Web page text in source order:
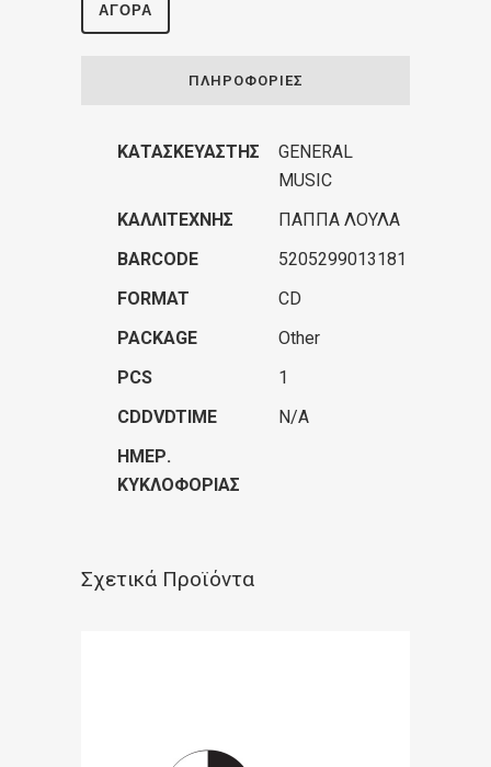
ΑΓΟΡΆ
ΠΛΗΡΟΦΟΡΊΕΣ
ΚΑΤΑΣΚΕΥΑΣΤΉΣ
GENERAL
MUSIC
ΚΑΛΛΙΤΈΧΝΗΣ
ΠΑΠΠΑ ΛΟΥΛΑ
BARCODE
5205299013181
FORMAT
CD
PACKAGE
Other
PCS
1
CDDVDTIME
N/A
ΗΜΕΡ.
ΚΥΚΛΟΦΟΡΊΑΣ
Σχετικά Προϊόντα